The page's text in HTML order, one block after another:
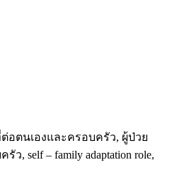
ตนเองและครอบครัว, ผู้ป่วย
, self – family adaptation role,